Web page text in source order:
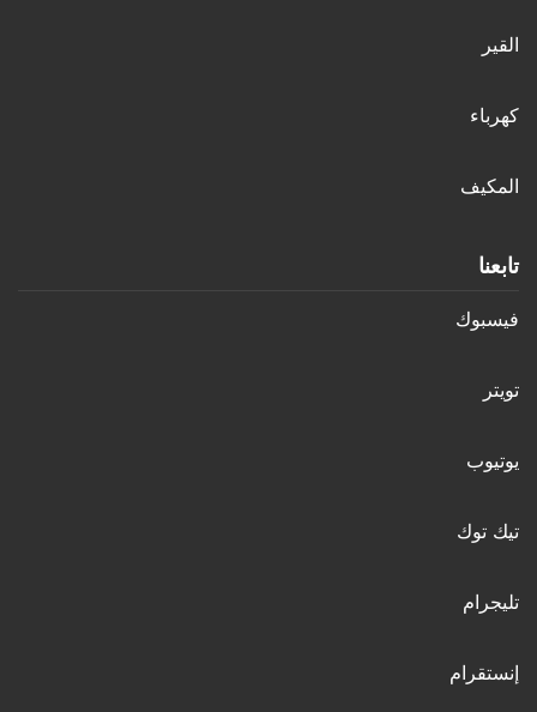
القير
كهرباء
المكيف
تابعنا
فيسبوك
تويتر
يوتيوب
تيك توك
تليجرام
إنستقرام